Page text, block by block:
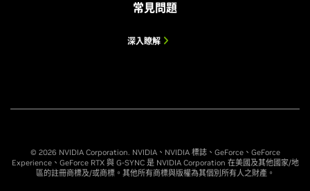
常見問題
深入瞭解
© 2026 NVIDIA Corporation. NVIDIA、NVIDIA 標誌、GeForce、GeForce
Experience、GeForce RTX 與 G-SYNC 是 NVIDIA Corporation 在美國及其他國家/地
區的註冊商標及/或商標。其他所有商標與版權為其個別所有人之財產。